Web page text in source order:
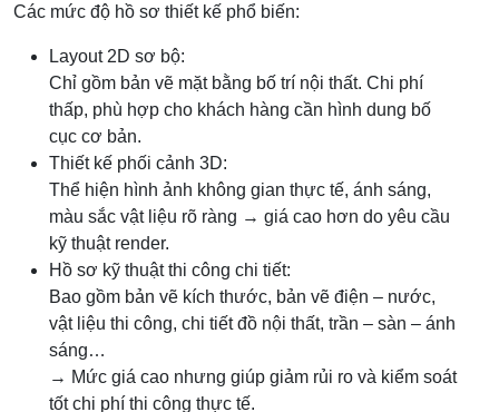
Các mức độ hồ sơ thiết kế phổ biến:
Layout 2D sơ bộ:
Chỉ gồm bản vẽ mặt bằng bố trí nội thất. Chi phí
thấp, phù hợp cho khách hàng cần hình dung bố
cục cơ bản.
Thiết kế phối cảnh 3D:
Thể hiện hình ảnh không gian thực tế, ánh sáng,
màu sắc vật liệu rõ ràng → giá cao hơn do yêu cầu
kỹ thuật render.
Hồ sơ kỹ thuật thi công chi tiết:
Bao gồm bản vẽ kích thước, bản vẽ điện – nước,
vật liệu thi công, chi tiết đồ nội thất, trần – sàn – ánh
sáng…
→ Mức giá cao nhưng giúp giảm rủi ro và kiểm soát
tốt chi phí thi công thực tế.